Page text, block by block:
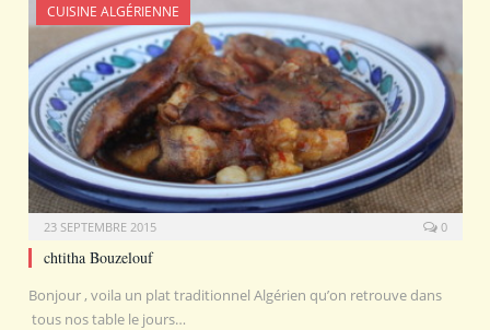
CUISINE ALGÉRIENNE
23 SEPTEMBRE 2015 0
chtitha Bouzelouf
Bonjour , voila un plat traditionnel Algérien qu’on retrouve dans
tous nos table le jours…